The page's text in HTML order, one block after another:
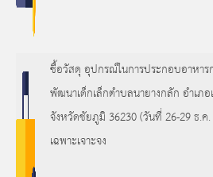
ซื้อวัสดุ อุปกรณ์ในการประกอบอาหา
พัฒนาเด็กเล็กตำบลนายางกลัก อำเภ
จังหวัดชัยภูมิ 36230 (วันที่ 26-29 ธ.ค.
เฉพาะเจาะจง